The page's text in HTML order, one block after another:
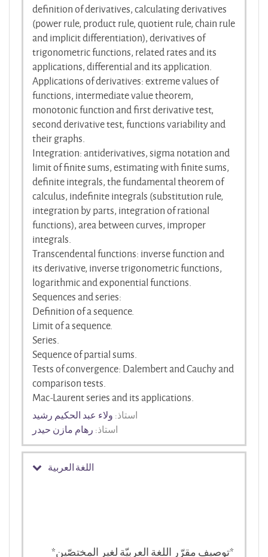
definition of derivatives, calculating derivatives
(power rule, product rule, quotient rule, chain rule
and implicit differentiation), derivatives of
trigonometric functions, related rates and its
applications, differential and its application.
Applications of derivatives: extreme values of
functions, intermediate value theorem,
monotonic function and first derivative test,
second derivative test, functions variability and
their graphs.
Integration: antiderivatives, sigma notation and
limit of finite sums, estimating with finite sums,
definite integrals, the fundamental theorem of
calculus, indefinite integrals (substitution rule,
integration by parts, integration of rational
functions), area between curves, improper
integrals.
Transcendental functions: inverse function and
its derivative, inverse trigonometric functions,
logarithmic and exponential functions.
Sequences and series:
Definition of a sequence.
Limit of a sequence.
Series.
Sequence of partial sums.
Tests of convergence: Dalembert and Cauchy and
comparison tests.
Mac-Laurent series and its applications.
استاذ: ولاء عبد الحكيم رشيد
استاذ: رهام مازن حيدر
اللغة العربية
*توصيف مقرّر اللغة العربيّة لغير المختصّين*